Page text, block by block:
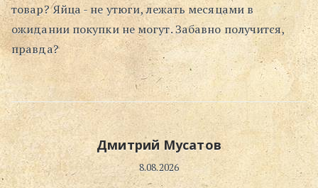
товар? Яйца - не утюги, лежать месяцами в
ожидании покупки не могут. Забавно получится,
правда?
Дмитрий Мусатов
8.08.2026